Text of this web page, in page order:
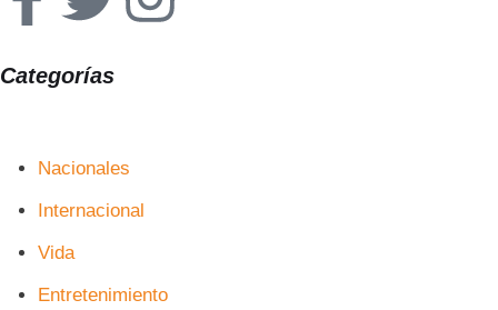
Categorías
Nacionales
Internacional
Vida
Entretenimiento